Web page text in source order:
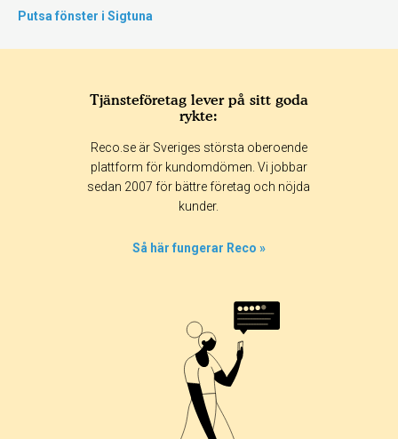
Putsa fönster i Sigtuna
Tjänsteföretag lever på sitt goda
rykte:
Reco.se är Sveriges största oberoende
plattform för kundomdömen. Vi jobbar
sedan 2007 för bättre företag och nöjda
kunder.
Så här fungerar Reco »